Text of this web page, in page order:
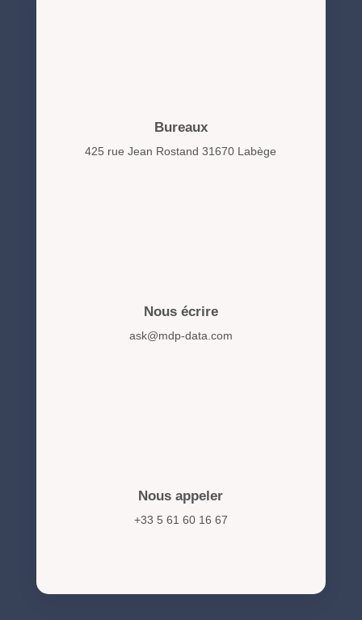
Bureaux
425 rue Jean Rostand 31670 Labège
Nous écrire
ask@mdp-data.com
Nous appeler
+33 5 61 60 16 67